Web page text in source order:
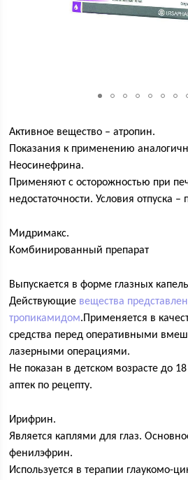
Активное вещество – атропин.
Показания к применению
Неосинефрина.
Применяют с осторожностью при
недостаточности. Условия отпуска –
Мидримакс.
Комбинированный препарат
Выпускается в форме глазных
Действующие вещества
тропикамидом.Применяется в
средства перед оперативными
лазерными операциями.
Не показан в детском возрасте до 18
аптек по рецепту.
Ирифрин.
Является каплями для глаз.
фенилэфрин.
Используется в терапии глаукомо-